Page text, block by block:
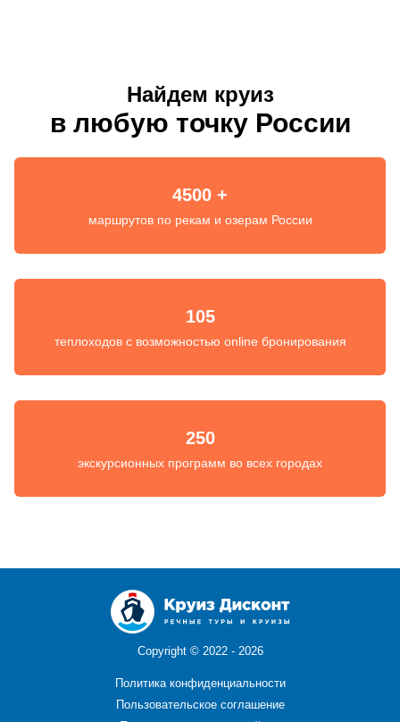
Найдем круиз
в любую точку России
4500 +
маршрутов по рекам и озерам России
105
теплоходов с возможностью online бронирования
250
экскурсионных программ во всех городах
Copyright © 2022 - 2026
Политика конфиденциальности
Пользовательское соглашение